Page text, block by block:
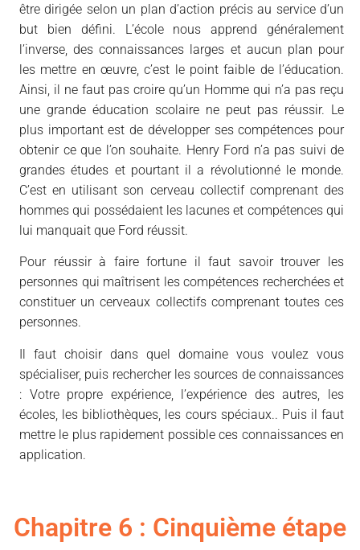
être dirigée selon un plan d’action précis au service d’un
but bien défini. L’école nous apprend généralement
l’inverse, des connaissances larges et aucun plan pour
les mettre en œuvre, c’est le point faible de l’éducation.
Ainsi, il ne faut pas croire qu’un Homme qui n’a pas reçu
une grande éducation scolaire ne peut pas réussir. Le
plus important est de développer ses compétences pour
obtenir ce que l’on souhaite. Henry Ford n’a pas suivi de
grandes études et pourtant il a révolutionné le monde.
C’est en utilisant son cerveau collectif comprenant des
hommes qui possédaient les lacunes et compétences qui
lui manquait que Ford réussit.
Pour réussir à faire fortune il faut savoir trouver les
personnes qui maîtrisent les compétences recherchées et
constituer un cerveaux collectifs comprenant toutes ces
personnes.
Il faut choisir dans quel domaine vous voulez vous
spécialiser, puis rechercher les sources de connaissances
: Votre propre expérience, l’expérience des autres, les
écoles, les bibliothèques, les cours spéciaux.. Puis il faut
mettre le plus rapidement possible ces connaissances en
application.
Chapitre 6 : Cinquième étape